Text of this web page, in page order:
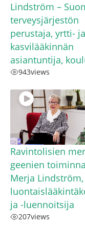
Lindström –
terveysjärjestön
perustaja, yrtti- ja
kasvilääkinnän
asiantuntija,
943views
Ravintolisien
geenien
Merja Lindström,
ja -luennoitsija
207views